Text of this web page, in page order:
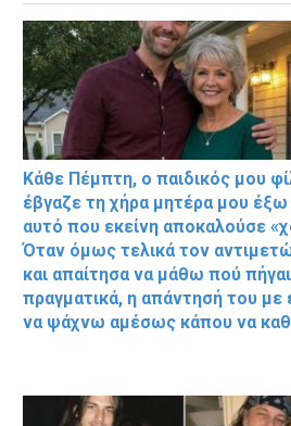
Κάθε Πέμπτη, ο παιδικός μου
έβγαζε τη χήρα μητέρα μου έξω
αυτό που εκείνη αποκαλούσε
Όταν όμως τελικά τον
και απαίτησα να μάθω πού
πραγματικά, η απάντησή του με
να ψάχνω αμέσως κάπου να